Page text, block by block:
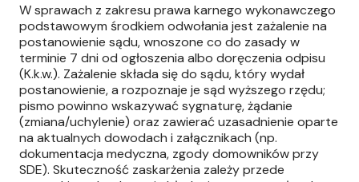
W sprawach z zakresu prawa karnego wykonawczego
podstawowym środkiem odwołania jest zażalenie na
postanowienie sądu, wnoszone co do zasady w
terminie 7 dni od ogłoszenia albo doręczenia odpisu
(K.k.w.). Zażalenie składa się do sądu, który wydał
postanowienie, a rozpoznaje je sąd wyższego rzędu;
pismo powinno wskazywać sygnaturę, żądanie
(zmiana/uchylenie) oraz zawierać uzasadnienie oparte
na aktualnych dowodach i załącznikach (np.
dokumentacja medyczna, zgody domowników przy
SDE). Skuteczność zaskarżenia zależy przede